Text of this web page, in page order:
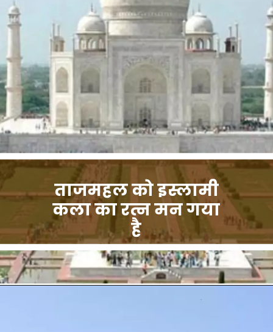
ताजमहल को इस्लामी
कला का रत्न मन गया